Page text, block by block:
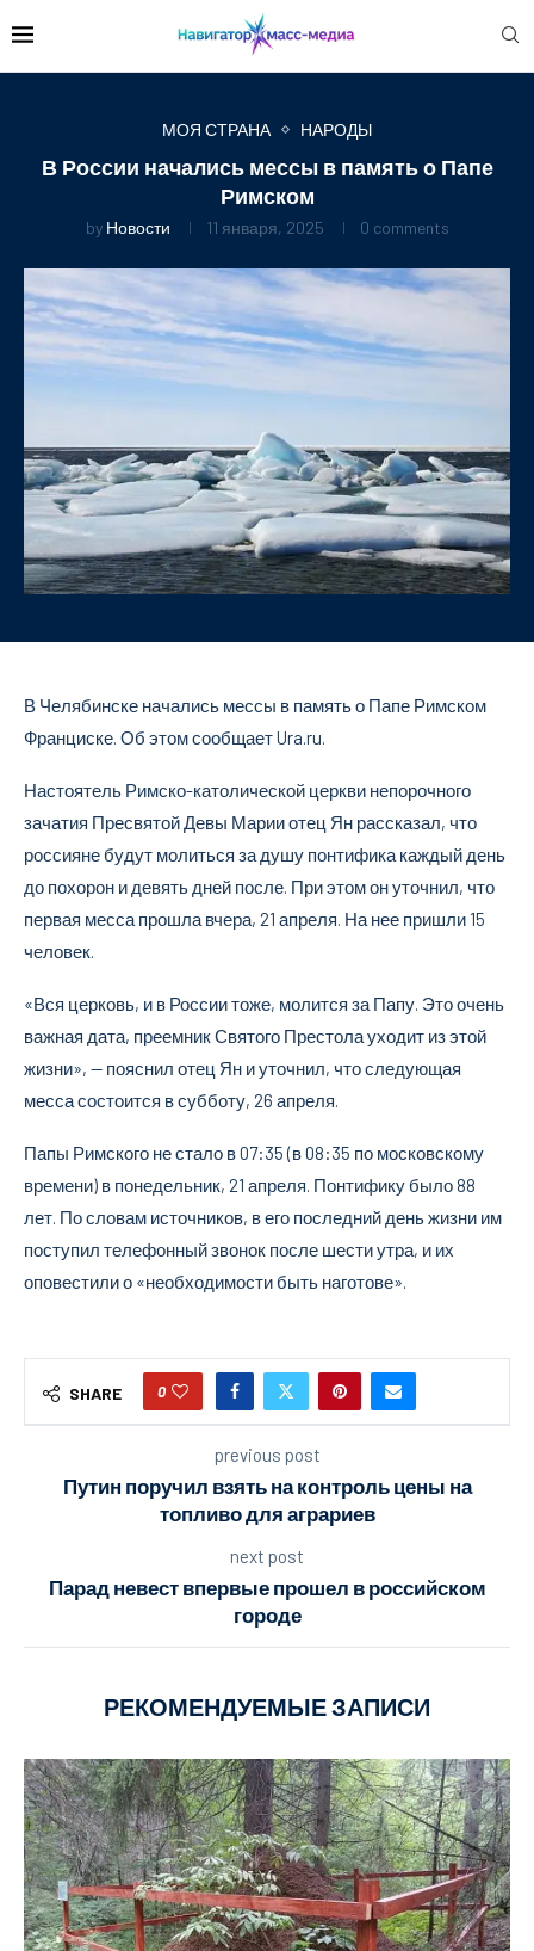
МОЯ СТРАНА НАРОДЫ
В России начались мессы в память о Папе
Римском
by Новости 11 января, 2025 0 comments
В Челябинске начались мессы в память о Папе Римском
Франциске. Об этом сообщает Ura.ru.
Настоятель Римско-католической церкви непорочного
зачатия Пресвятой Девы Марии отец Ян рассказал, что
россияне будут молиться за душу понтифика каждый день
до похорон и девять дней после. При этом он уточнил, что
первая месса прошла вчера, 21 апреля. На нее пришли 15
человек.
«Вся церковь, и в России тоже, молится за Папу. Это очень
важная дата, преемник Святого Престола уходит из этой
жизни», — пояснил отец Ян и уточнил, что следующая
месса состоится в субботу, 26 апреля.
Папы Римского не стало в 07:35 (в 08:35 по московскому
времени) в понедельник, 21 апреля. Понтифику было 88
лет. По словам источников, в его последний день жизни им
поступил телефонный звонок после шести утра, и их
оповестили о «необходимости быть наготове».
SHARE 0
previous post
Путин поручил взять на контроль цены на
топливо для аграриев
next post
Парад невест впервые прошел в российском
городе
РЕКОМЕНДУЕМЫЕ ЗАПИСИ